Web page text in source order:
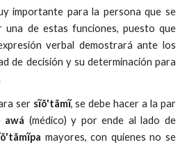
importante para la persona que se
una de estas funciones, puesto que
verbal demostrará ante los
de decisión y su determinación para
ser sĩõ'tãmĩ, se debe hacer a la par
awá (médico) y por ende al lado de
mayores, con quienes no se